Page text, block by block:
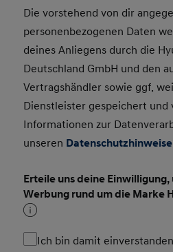
Die vorstehend von dir
personenbezogenen Daten
deines Anliegens durch die
Deutschland GmbH und den
Vertragshändler sowie ggf.
Dienstleister gespeichert
Informationen zur
unseren
Erteile uns deine
Werbung rund um die Marke
Ich bin damit